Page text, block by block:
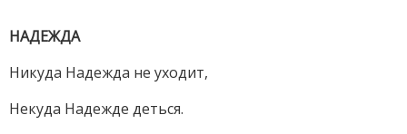
НАДЕЖДА
Никуда Надежда не уходит,
Некуда Надежде деться.